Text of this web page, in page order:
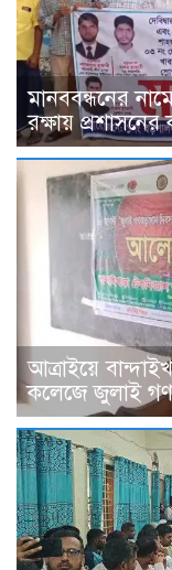
মানববন্ধনের
রক্ষায়
আত্রাইয়ে
কলেজে জুলাই